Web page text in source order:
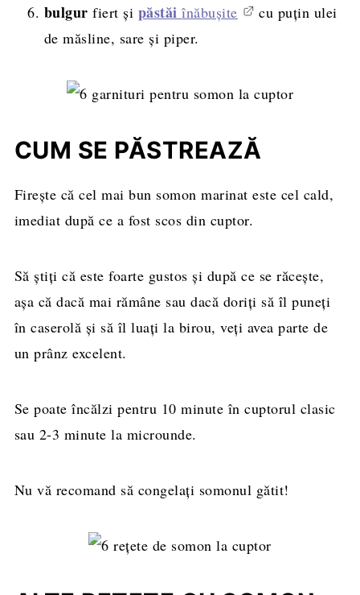
bulgurfiert și păstăiînăbușite
cu puțin ulei
de măsline, sare și piper.
CUM SE PĂSTREAZĂ
Firește că cel mai bun somon marinat este cel cald,
imediat după ce a fost scos din cuptor.
Să știți că este foarte gustos și după ce se răcește,
așa că dacă mai rămâne sau dacă doriți să îl puneți
în caserolă și să îl luați la birou, veți avea parte de
un prânz excelent.
Se poate încălzi pentru 10 minute în cuptorul clasic
sau 2-3 minute la microunde.
Nu vă recomand să congelați somonul gătit!